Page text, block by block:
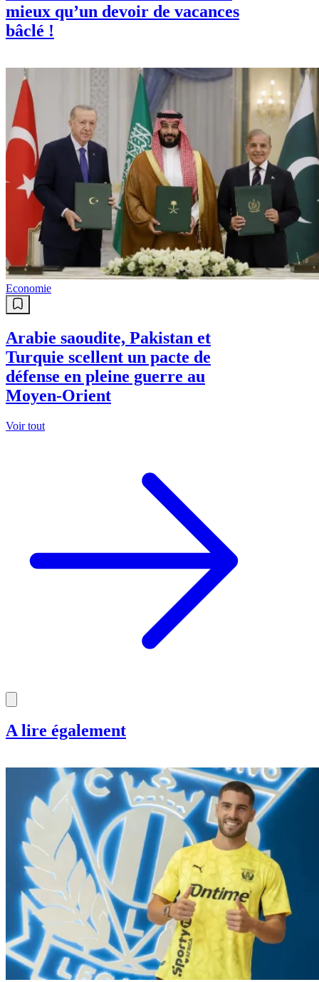
mieux qu’un devoir de vacances
bâclé !
Economie
Arabie saoudite, Pakistan et
Turquie scellent un pacte de
défense en pleine guerre au
Moyen-Orient
Voir tout
A lire également